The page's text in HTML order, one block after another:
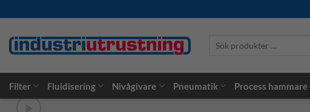
content
produkter
Filter Fluidisering Nivågivare Pneumatik Process hammare